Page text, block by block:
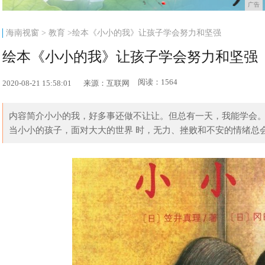
广告
海南视窗 >教育 >绘本《小小的我》让孩子学会努力和坚强
绘本《小小的我》让孩子学会努力和坚强
2020-08-21 15:58:01 来源：互联网 阅读：1564
内容简介小小的我，好多事还做不让让。但总有一天，我能学
当小小的孩子，面对大大的世界 时，无力、挫败和不安的情绪总